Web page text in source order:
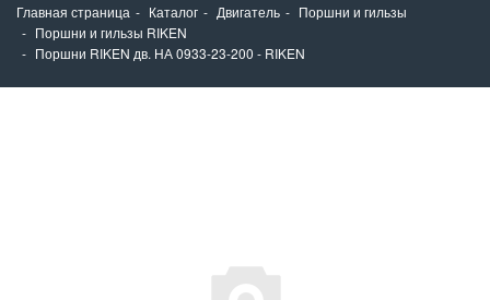
Главная страница Каталог Двигатель
Поршни и гильзы
Поршни и гильзы RIKEN
Поршни RIKEN дв. НА 0933-23-200 - RIKEN